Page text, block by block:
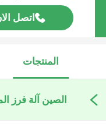
اتصل
المنتجات
الصين آلة فرز